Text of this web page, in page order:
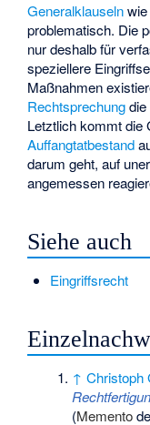
Generalklauseln
problematisch. Die
nur deshalb für
speziellere
Maßnahmen
Rechtsprechung
Letztlich kommt die
Auffangtatbestand
darum geht, auf
angemessen
Siehe auch
Eingriffsrecht
↑ Christoph
(Memento